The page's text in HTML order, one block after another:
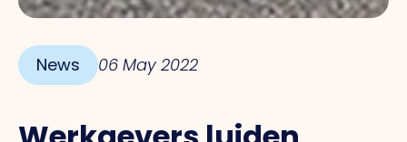
News 06 May 2022